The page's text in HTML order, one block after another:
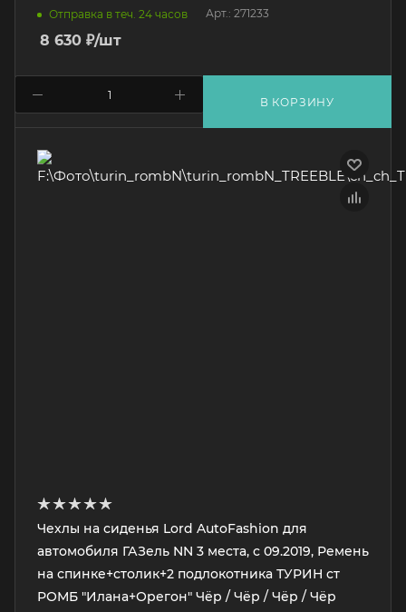
Отправка в теч. 24 часов Арт.: 271233
8 630 ₽/шт
В КОРЗИНУ
Чехлы на сиденья Lord AutoFashion для
автомобиля ГАЗель NN 3 места, с 09.2019, Ремень
на спинке+столик+2 подлокотника ТУРИН ст
РОМБ "Илана+Орегон" Чёр / Чёр / Чёр / Чёр